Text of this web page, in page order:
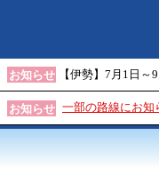
お知らせ 【伊勢】7月1日
お知らせ 一部の路線にお知